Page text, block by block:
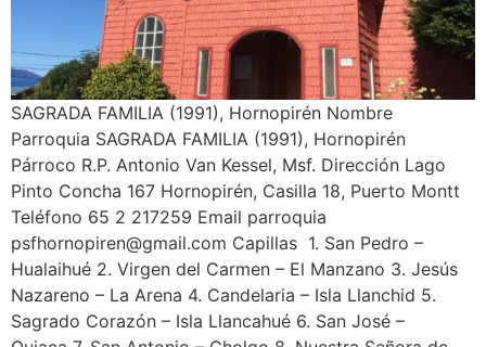
SAGRADA FAMILIA (1991), Hornopirén Nombre
Parroquia SAGRADA FAMILIA (1991), Hornopirén
Párroco R.P. Antonio Van Kessel, Msf. Dirección Lago
Pinto Concha 167 Hornopirén, Casilla 18, Puerto Montt
Teléfono 65 2 217259 Email parroquia
psfhornopiren@gmail.com Capillas 1. San Pedro –
Hualaihué 2. Virgen del Carmen – El Manzano 3. Jesús
Nazareno – La Arena 4. Candelaria – Isla Llanchid 5.
Sagrado Corazón – Isla Llancahué 6. San José –